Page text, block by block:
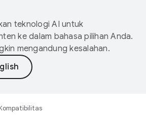
teknologi AI untuk
ke dalam bahasa pilihan Anda.
mengandung kesalahan.